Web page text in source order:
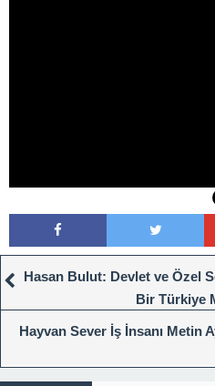
Hasan Bulut: Devlet ve Özel
Bir Türkiye
Hayvan Sever İş İnsanı Metin